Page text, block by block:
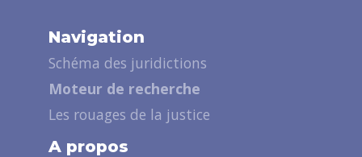
Navigation
Schéma des juridictions
Moteur de recherche
Les rouages de la justice
A propos